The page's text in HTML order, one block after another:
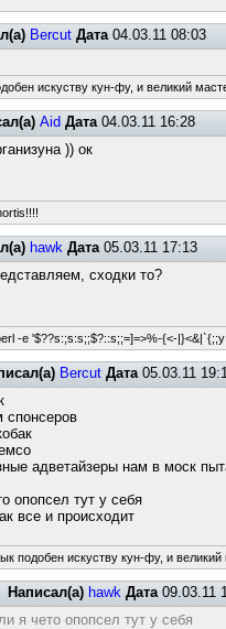
Bercut Дата04.03.11 08:03
искуству кун-фу, и великий
Aid Дата04.03.11 16:28
)) ок
hawk Дата05.03.11 17:13
сходки то?
-e '$??s:;s:s;;$?::s;;=]=>%-{<-
Bercut Дата05.03.11
спонсеров
адветайзеры нам в моск
опопсел тут у себя
все и происходит
подобен искуству кун-фу, и
Написал(а) hawk Дата09.03.11
я чето опопсел тут у себя